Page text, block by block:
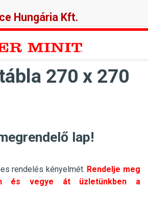
Hungária Kft.
270 x 270
lap!
rendelés kényelmét. Rendelje meg
és vegye át üzletünkben a